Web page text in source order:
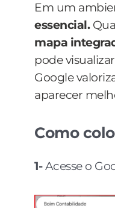
Em um
essencial.
mapa
pode
Google
aparecer
Como
1-Acesse o